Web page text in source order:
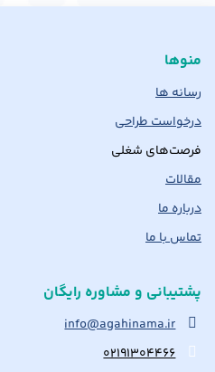
منوها
رسانه ها
درخواست طراحی
فرصت‌های شغلی
مقالات
درباره ما
تماس با ما
پشتیبانی و مشاوره رایگان
info@agahinama.ir
۰۲۱۹۱۳۰۴۴۶۶